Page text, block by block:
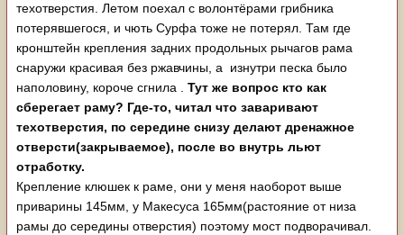
техотверстия. Летом поехал с волонтёрами грибника
потерявшегося, и чють Сурфа тоже не потерял. Там где
кронштейн крепления задних продольных рычагов рама
снаружи красивая без ржавчины, а изнутри песка было
наполовину, короче сгнила . Тут же вопрос кто как
сберегает раму? Где-то, читал что заваривают
техотверстия, по середине снизу делают дренажное
отверсти(закрываемое), после во внутрь льют
отработку.
Крепление клюшек к раме, они у меня наоборот выше
приварины 145мм, у Макесуса 165мм(растояние от низа
рамы до середины отверстия) поэтому мост подворачивал.